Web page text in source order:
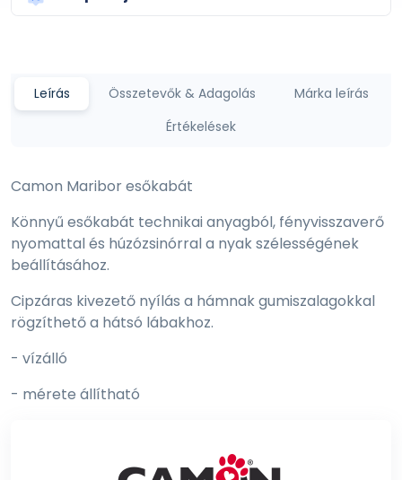
Leírás Összetevők & Adagolás
Márka leírás
Értékelések
Camon Maribor esőkabát
Könnyű esőkabát technikai anyagból, fényvisszaverő
nyomattal és húzózsinórral a nyak szélességének
beállításához.
Cipzáras kivezető nyílás a hámnak gumiszalagokkal
rögzíthető a hátsó lábakhoz.
- vízálló
- mérete állítható